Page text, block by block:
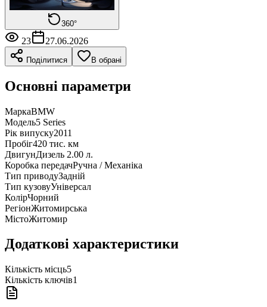
360°
23 27.06.2026
Поділитися В обрані
Основні параметри
МаркаBMW
Модель5 Series
Рік випуску2011
Пробіг420 тис. км
ДвигунДизель 2.00 л.
Коробка передачРучна / Механіка
Тип приводуЗадній
Тип кузовуУніверсал
КолірЧорний
РегіонЖитомирська
МістоЖитомир
Додаткові характеристики
Кількість місць5
Кількість ключів1